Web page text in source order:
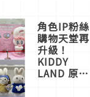
一同給出了
答案
角色IP粉絲
購物天堂再
升級！
KIDDY
LAND 原宿